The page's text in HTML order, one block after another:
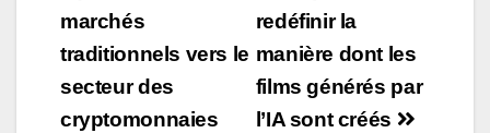
redéfinir la
manière dont les
films générés par
l’IA sont créés
marchés
traditionnels vers le
secteur des
cryptomonnaies